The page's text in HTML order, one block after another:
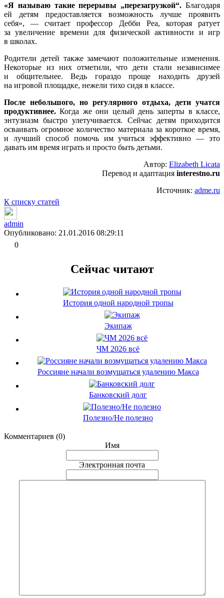
«Я называю такие перерывы „перезагрузкой“. Благодаря
ей детям предоставляется возможность лучше проявить
себя», — считает профессор Дебби Реа, которая ратует
за увеличение времени для физической активности и игр
в школах.
Родители детей также замечают положительные изменения.
Некоторые из них отметили, что дети стали независимее
и общительнее. Ведь гораздо проще находить друзей
на игровой площадке, нежели тихо сидя в классе.
После небольшого, но регулярного отдыха, дети учатся
продуктивнее. Когда же они целый день заперты в классе,
энтузиазм быстро улетучивается. Сейчас детям приходится
осваивать огромное количество материала за короткое время,
и лучший способ помочь им учиться эффективно — это
давать им время играть и просто быть детьми.
Автор: Elizabeth Licata
Перевод и адаптация interestno.ru
Источник: adme.ru
К списку статей
admin
Опубликовано: 21.01.2016 08:29:11
0
Сейчас читают
История одной народной тропы
Экипаж
ЧМ 2026 всё
Россияне начали возмущаться удалению Макса
Банковский долг
Полезно/Не полезно
Комментариев (0)
Имя
Электронная почта